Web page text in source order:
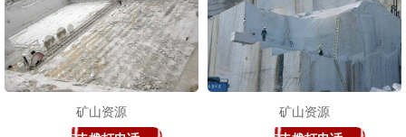
矿山资源
矿山资源